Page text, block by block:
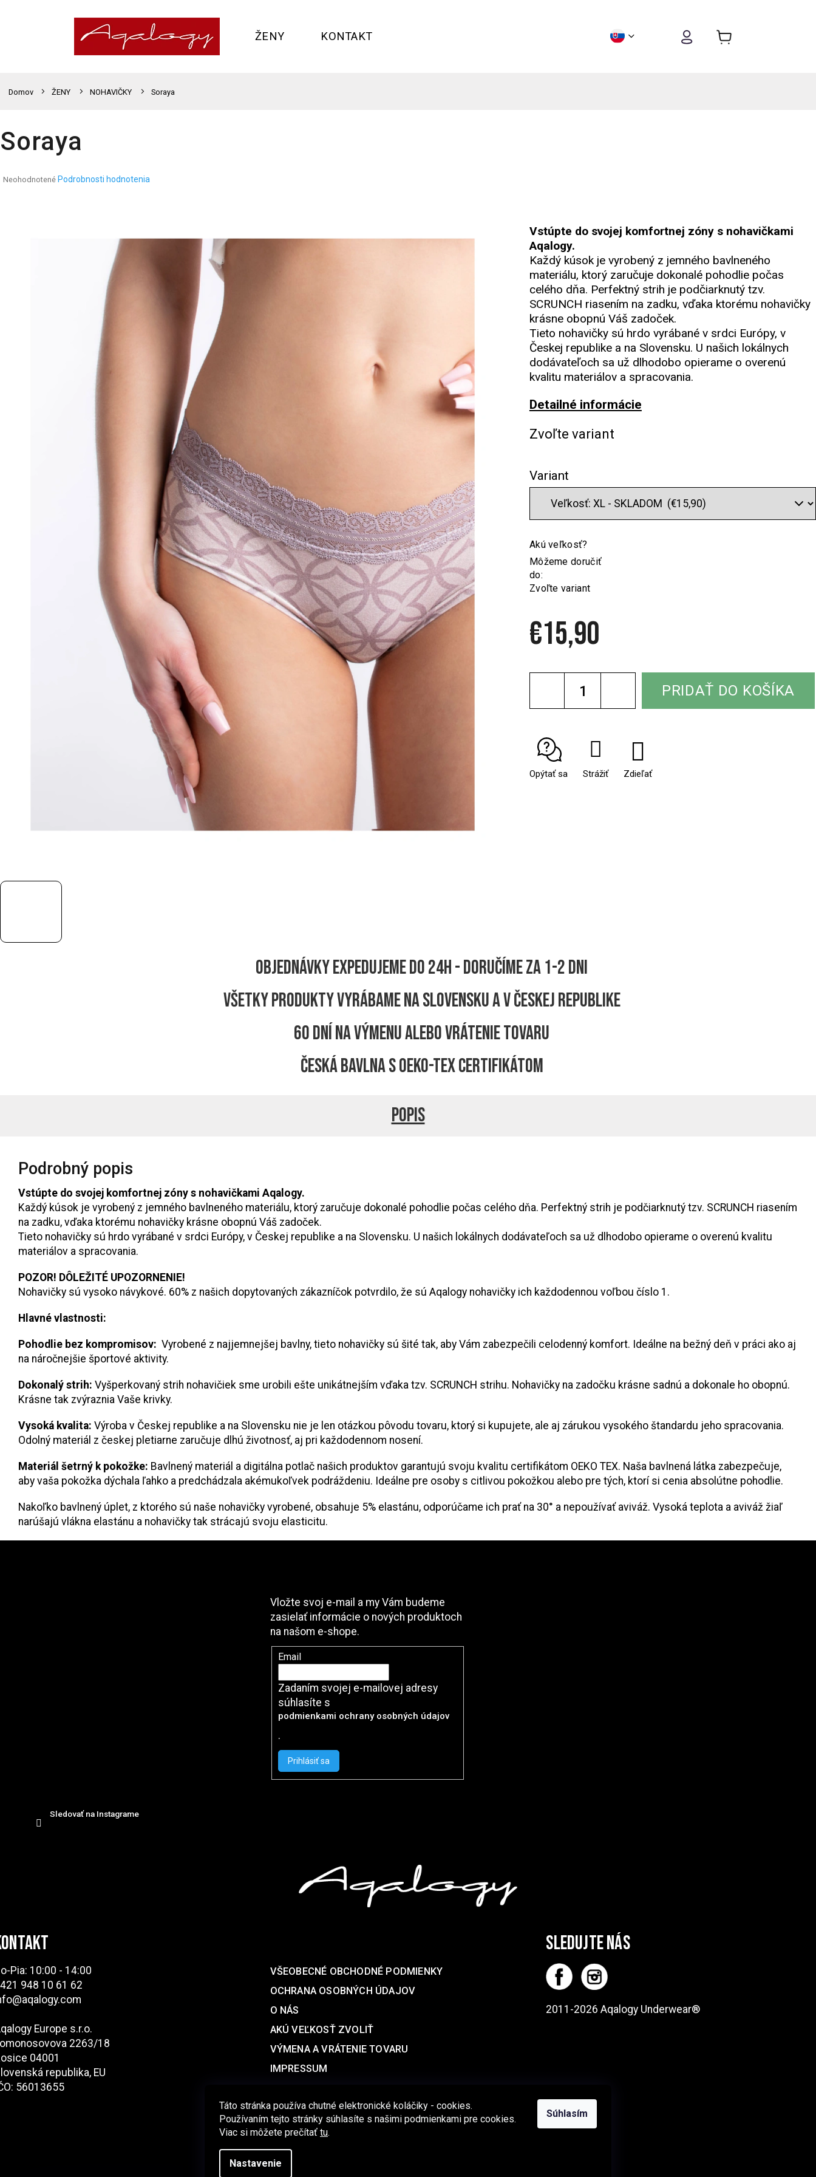
Táto stránka používa chutné elektronické koláčiky - cookies.
Používaním tejto stránky súhlasíte s našimi podmienkami pre cookies.
Viac si môžete prečítať tu.
Nastavenie
Súhlasím
ŽENY KONTAKT
Domov ŽENY NOHAVIČKY Soraya
Soraya
Priemerné
Neohodnotené Podrobnosti hodnotenia
€15,90
cena:
Zvoľte variant
Variant
Akú veľkosť?
Môžeme doručiť
do:
Zvoľte variant
PRIDAŤ DO KOŠÍKA
Vstúpte do svojej komfortnej zóny s nohavičkami
Aqalogy.
Každý kúsok je vyrobený z jemného bavlneného
materiálu, ktorý zaručuje dokonalé pohodlie počas
celého dňa. Perfektný strih je podčiarknutý tzv.
SCRUNCH riasením na zadku, vďaka ktorému nohavičky
krásne obopnú Váš zadoček.
Tieto nohavičky sú hrdo vyrábané v srdci Európy, v
Českej republike a na Slovensku. U našich lokálnych
dodávateľoch sa už dlhodobo opierame o overenú
kvalitu materiálov a spracovania.
Detailné informácie
Opýtať sa Strážiť Zdieľať
Objednávky expedujeme do 24h - Doručíme za 1-2 dni
Všetky produkty vyrábame na Slovensku a v Českej republike
60 dní na výmenu alebo vrátenie tovaru
Česká bavlna s OEKO-TEX certifikátom
Popis
Podrobný popis
Vstúpte do svojej komfortnej zóny s nohavičkami Aqalogy.
Každý kúsok je vyrobený z jemného bavlneného materiálu, ktorý zaručuje dokonalé pohodlie počas celého dňa. Perfektný strih je podčiarknutý tzv. SCRUNCH riasením
na zadku, vďaka ktorému nohavičky krásne obopnú Váš zadoček.
Tieto nohavičky sú hrdo vyrábané v srdci Európy, v Českej republike a na Slovensku. U našich lokálnych dodávateľoch sa už dlhodobo opierame o overenú kvalitu
materiálov a spracovania.
POZOR! DÔLEŽITÉ UPOZORNENIE!
Nohavičky sú vysoko návykové. 60% z našich dopytovaných zákazníčok potvrdilo, že sú Aqalogy nohavičky ich každodennou voľbou číslo 1.
Hlavné vlastnosti:
Pohodlie bez kompromisov: Vyrobené z najjemnejšej bavlny, tieto nohavičky sú šité tak, aby Vám zabezpečili celodenný komfort. Ideálne na bežný deň v práci ako aj
na náročnejšie športové aktivity.
Dokonalý strih: Vyšperkovaný strih nohavičiek sme urobili ešte unikátnejším vďaka tzv. SCRUNCH strihu. Nohavičky na zadočku krásne sadnú a dokonale ho obopnú.
Krásne tak zvýraznia Vaše krivky.
Vysoká kvalita: Výroba v Českej republike a na Slovensku nie je len otázkou pôvodu tovaru, ktorý si kupujete, ale aj zárukou vysokého štandardu jeho spracovania.
Odolný materiál z českej pletiarne zaručuje dlhú životnosť, aj pri každodennom nosení.
Materiál šetrný k pokožke: Bavlnený materiál a digitálna potlač našich produktov garantujú svoju kvalitu certifikátom OEKO TEX. Naša bavlnená látka zabezpečuje,
aby vaša pokožka dýchala ľahko a predchádzala akémukoľvek podráždeniu. Ideálne pre osoby s citlivou pokožkou alebo pre tých, ktorí si cenia absolútne pohodlie.
Nakoľko bavlnený úplet, z ktorého sú naše nohavičky vyrobené, obsahuje 5% elastánu, odporúčame ich prať na 30° a nepoužívať aviváž. Vysoká teplota a aviváž žiaľ
narúšajú vlákna elastánu a nohavičky tak strácajú svoju elasticitu.
Sledovať na Instagrame
Vložte svoj e-mail a my Vám budeme
zasielať informácie o nových produktoch
na našom e-shope.
Email
Zadaním svojej e-mailovej adresy
súhlasíte s
podmienkami ochrany osobných údajov
.
Prihlásiť sa
Pia: 10:00 - 14:00
948 10 61 62
Europe s.r.o.
2263/18
04001
republika, EU
56013655
VŠEOBECNÉ OBCHODNÉ PODMIENKY
OCHRANA OSOBNÝCH ÚDAJOV
O NÁS
AKÚ VEĽKOSŤ ZVOLIŤ
VÝMENA A VRÁTENIE TOVARU
IMPRESSUM
SLEDUJTE NÁS
2011-2026 Aqalogy Underwear®